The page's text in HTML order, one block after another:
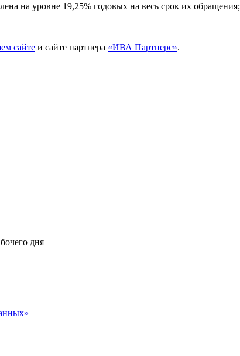
на уровне 19,25% годовых на весь срок их обращения;
сайте и сайте партнера «ИВА Партнерс».
дня